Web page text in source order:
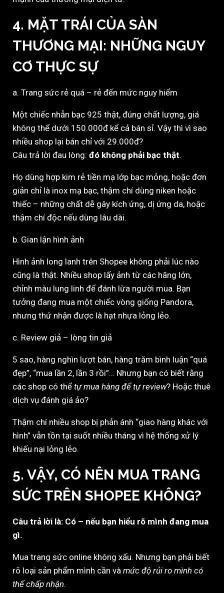
4. MẶT TRÁI CỦA SÀN
THƯƠNG MẠI: NHỮNG NGUY
CƠ THỰC SỰ
a. Trang sức rẻ quá – rẻ đến mức nguy hiểm
Một chiếc nhẫn bạc 925 thật, đúng chất lượng, giá
không thể dưới 150.000đ kể cả bán sỉ. Vậy thì vì sao
nhiều shop lại bán chỉ với 29.000đ?
Câu trả lời đau lòng: đó không phải bạc thật.
Họ dùng hợp kim rẻ tiền mạ lớp bạc mỏng, hoặc đơn
giản chỉ là inox mạ bạc, thậm chí dùng niken hoặc
thiếc – những chất dễ gây kích ứng, dị ứng da, hoặc
thậm chí độc nếu dùng lâu dài.
b. Gian lận hình ảnh
Hình ảnh long lanh trên Shopee không phải lúc nào
cũng là thật. Nhiều shop lấy ảnh từ các hãng lớn,
chỉnh màu lung linh để đánh lừa người mua. Bạn
tưởng đang mua một chiếc vòng giống Pandora,
nhưng thứ nhận được là hạt nhựa lỏng lẻo.
c. Review giả – lòng tin giả
5 sao, hàng nghìn lượt bán, hàng trăm bình luận “quá
đẹp”, “mua lần 2, lần 3 rồi”… Nhưng bạn có biết rằng
các shop có thể tự mua hàng để tự review? Hoặc thuê
dịch vụ đánh giá ảo?
Thậm chí nhiều shop bị phản ánh “giao hàng khác với
hình” vẫn tồn tại suốt nhiều tháng vì hệ thống xử lý
khiếu nại lỏng lẻo.
5. VẬY, CÓ NÊN MUA TRANG
SỨC TRÊN SHOPEE KHÔNG?
Câu trả lời là: Có – nếu bạn hiểu rõ mình đang mua
gì.
Mua trang sức online không xấu. Nhưng bạn phải biết
rõ loại sản phẩm mình cần và mức độ rủi ro mình có
thể chấp nhận.